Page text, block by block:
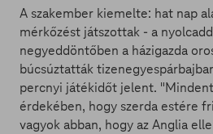
A szakember kiemelte: hat nap
mérkőzést játszottak - a
negyeddöntőben a házigazda
búcsúztatták
percnyi játékidőt jelent.
érdekében, hogy szerda estére
vagyok abban, hogy az Anglia